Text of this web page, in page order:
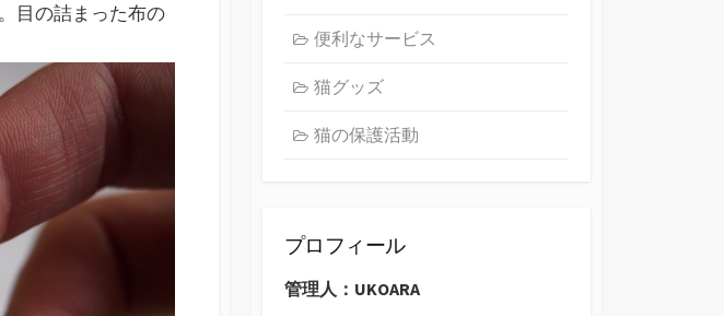
目の詰まった布の
便利なサービス
猫グッズ
猫の保護活動
プロフィール
管理人：UKOARA